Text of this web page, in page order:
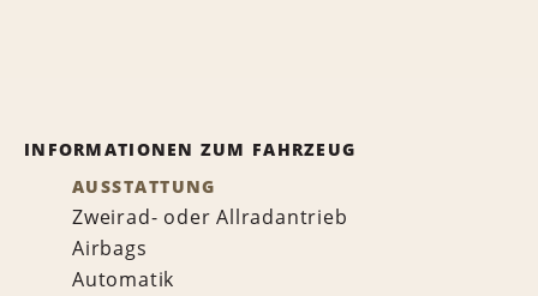
INFORMATIONEN ZUM FAHRZEUG
AUSSTATTUNG
Zweirad- oder Allradantrieb
Airbags
Automatik